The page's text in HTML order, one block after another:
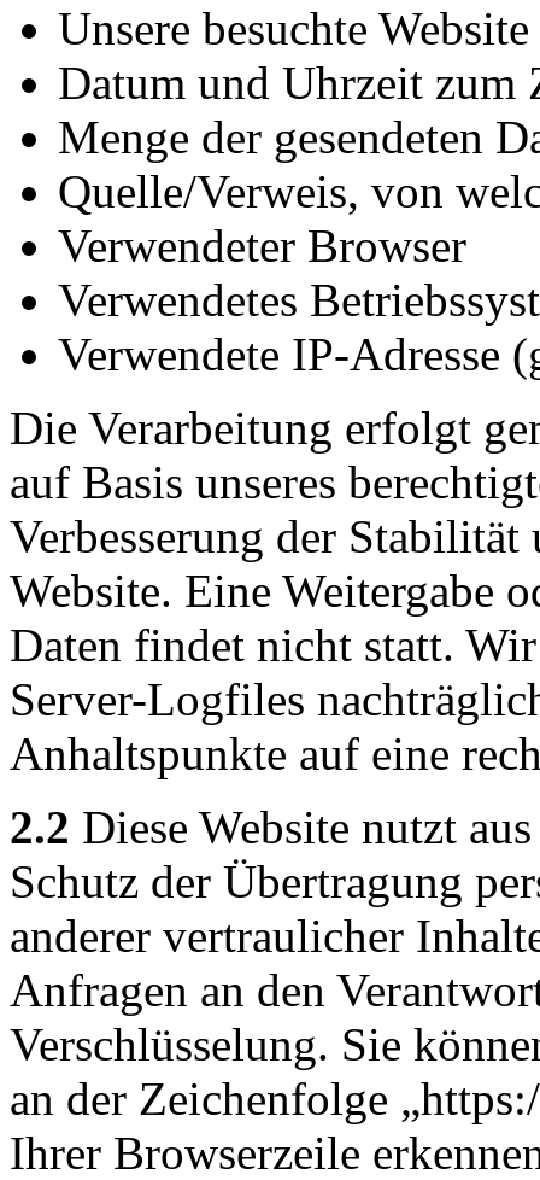
Unsere besuchte Website
Datum und Uhrzeit zum
Menge der gesendeten
Quelle/Verweis, von
Verwendeter Browser
Verwendetes
Verwendete IP-Adresse
Die Verarbeitung erfolgt
auf Basis unseres
Verbesserung der
Website. Eine Weitergabe
Daten findet nicht statt.
Server-Logfiles
Anhaltspunkte auf eine
2.2 Diese Website nutzt
Schutz der Übertragung
anderer vertraulicher
Anfragen an den
Verschlüsselung. Sie
an der Zeichenfolge
Ihrer Browserzeile